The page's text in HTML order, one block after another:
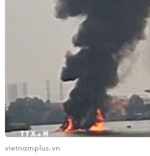
vietnamplus.vn